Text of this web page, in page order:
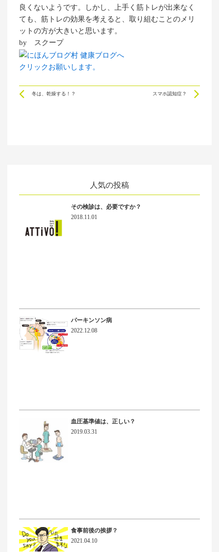
良くないようです。しかし、上手く筋トレが出来なく
ても、筋トレの効果を考えると、取り組むことのメリ
ットの方が大きいと思います。
by スクープ
クリックお願いします。
Prev
冬は、乾燥する！？ スマホ認知症？
人気の投稿
その検診は、必要ですか？
2018.11.01
パーキンソン病
2022.12.08
血圧基準値は、正しい？
2019.03.31
食事前後の挨拶？
2021.04.10